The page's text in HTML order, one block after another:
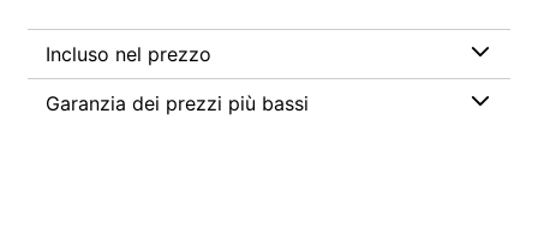
Incluso nel prezzo
Garanzia dei prezzi più bassi